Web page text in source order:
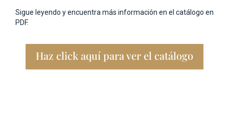
Sigue leyendo y encuentra más información en el catálogo en
PDF.
Haz click aquí para ver el catálogo